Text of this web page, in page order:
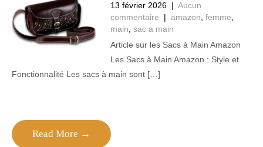
13 février 2026 | Aucun
commentaire
| amazon femme
main sac a main
Article sur les Sacs à Main Amazon
Les Sacs à Main Amazon : Style et
Fonctionnalité Les sacs à main sont […]
Read More →